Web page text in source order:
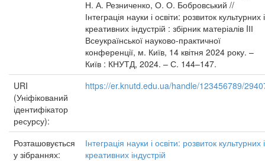
Н. А. Резниченко, О. О. Бобровський //
Інтеграція науки і освіти: розвиток культурних і
креативних індустрій : збірник матеріалів IІІ
Всеукраїнської науково-практичної
конференції, м. Київ, 14 квітня 2024 року. –
Київ : КНУТД, 2024. – С. 144–147.
URI
(Уніфікований
ідентифікатор
ресурсу):
https://er.knutd.edu.ua/handle/123456789/
Розташовується
у зібраннях:
Інтеграція науки і освіти: розвиток культурних і
креативних індустрій